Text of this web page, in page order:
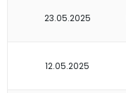
23.05.2025
12.05.2025